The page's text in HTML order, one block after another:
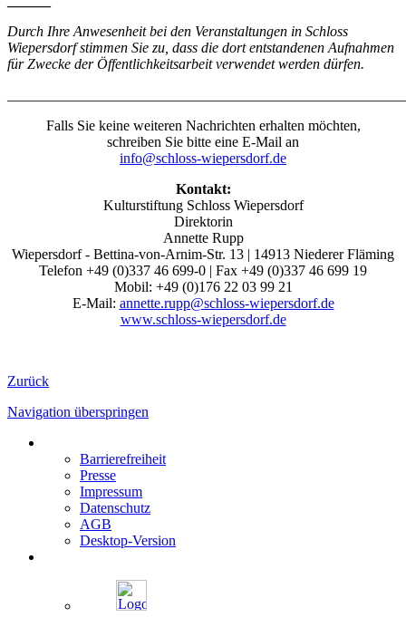
Durch Ihre Anwesenheit bei den Veranstaltungen in Schloss
Wiepersdorf stimmen Sie zu, dass die dort entstandenen Aufnahmen
für Zwecke der Öffentlichkeitsarbeit verwendet werden dürfen.
Falls Sie keine weiteren Nachrichten erhalten möchten,
schreiben Sie bitte eine E-Mail an
info@schloss-wiepersdorf.de
Kontakt:
Kulturstiftung Schloss Wiepersdorf
Direktorin
Annette Rupp
Wiepersdorf - Bettina-von-Arnim-Str. 13 | 14913 Niederer Fläming
Telefon +49 (0)337 46 699-0 | Fax +49 (0)337 46 699 19
Mobil: +49 (0)176 22 03 99 21
E-Mail: annette.rupp@schloss-wiepersdorf.de
www.schloss-wiepersdorf.de
Zurück
Navigation überspringen
Barrierefreiheit
Presse
Impressum
Datenschutz
AGB
Desktop-Version